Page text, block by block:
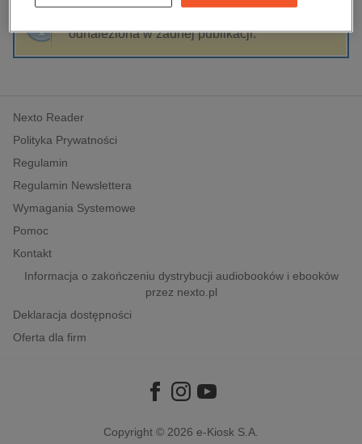
edukacja
hobby, sport, rozrywka
komputery, internet, technologie, informatyka
polityka, społeczno-informacyjne
psychologiczne
inne
popularno-naukowe
historia
odnaleziona w żadnej publikacji.
Nexto Reader
Polityka Prywatności
Regulamin
Regulamin Newslettera
Wymagania Systemowe
Pomoc
Kontakt
Informacja o zakończeniu dystrybucji audiobooków i ebooków
przez nexto.pl
Deklaracja dostępności
Oferta dla firm
Copyright © 2026 e-Kiosk S.A.